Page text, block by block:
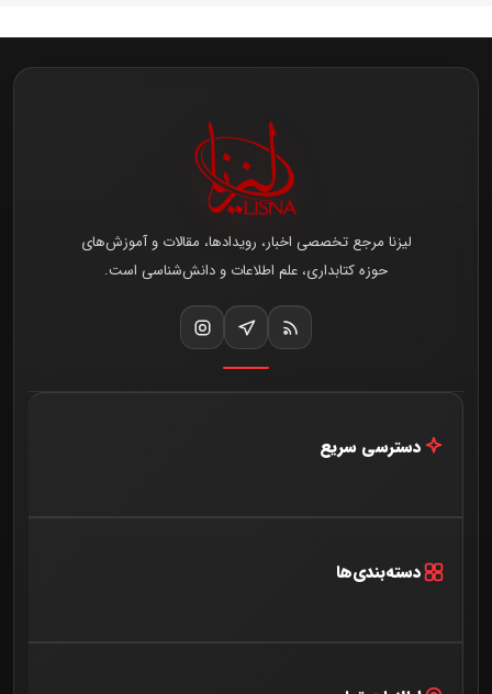
لیزنا مرجع تخصصی اخبار، رویدادها، مقالات و آموزش‌های
حوزه کتابداری، علم اطلاعات و دانش‌شناسی است.
دسترسی سریع
خانه
اخبار و مقالات
دسته‌بندی‌ها
آخرین اخبار